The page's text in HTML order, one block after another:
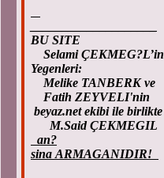
BU SITE
Selami ÇEKMEG?L’in
Yegenleri:
Melike TANBERK ve
Fatih ZEYVELI'nin
beyaz.net ekibi ile birlikte
M.Said ÇEKMEGIL
an?
sina ARMAGANIDIR!